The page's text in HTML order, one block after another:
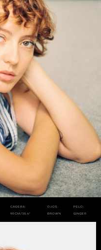
Cadera:
90cm/35.4"
Ojos:
BROWN
Pelo:
GINGER